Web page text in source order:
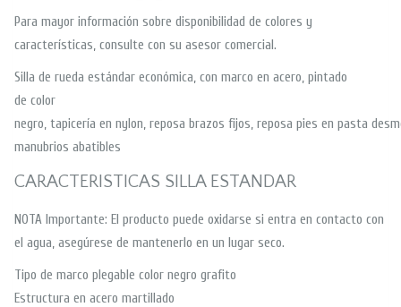
Para mayor información sobre disponibilidad de colores y
características, consulte con su asesor comercial.
Silla de rueda estándar económica, con marco en acero, pintado
de color
negro, tapicería en nylon, reposa brazos fijos, reposa pies en pasta
manubrios abatibles
CARACTERISTICAS SILLA ESTANDAR
NOTA Importante: El producto puede oxidarse si entra en contacto con
el agua, asegúrese de mantenerlo en un lugar seco.
Tipo de marco plegable color negro grafito
Estructura en acero martillado